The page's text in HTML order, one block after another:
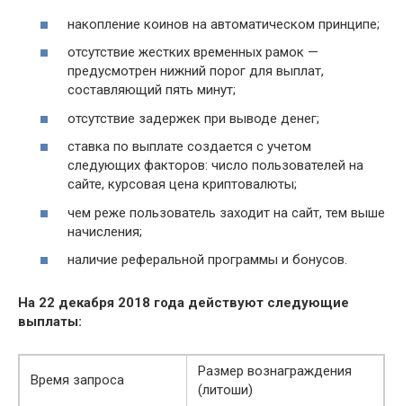
накопление коинов на автоматическом принципе;
отсутствие жестких временных рамок —
предусмотрен нижний порог для выплат,
составляющий пять минут;
отсутствие задержек при выводе денег;
ставка по выплате создается с учетом
следующих факторов: число пользователей на
сайте, курсовая цена криптовалюты;
чем реже пользователь заходит на сайт, тем выше
начисления;
наличие реферальной программы и бонусов.
На 22 декабря 2018 года действуют следующие
выплаты:
Время запроса
Размер вознаграждения
(литоши)